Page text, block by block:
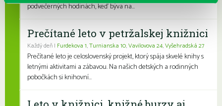
podvečerných hodinách, keď býva na...
Prečítané leto v petržalskej knižnici
Každý deň | Furdekova 1,Turnianska 10,Vavilovova 24,Vyšehradská 27
Prečítané leto je celoslovenský projekt, ktorý spája skvelé knihy s
letnými aktivitami a zábavou. Na našich detských a rodinných
pobočkách si knihovní...